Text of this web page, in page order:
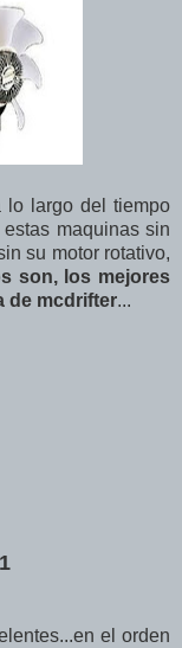
lo largo del tiempo
maquinas sin
su motor rotativo,
son, los mejores
de mcdrifter...
el orden